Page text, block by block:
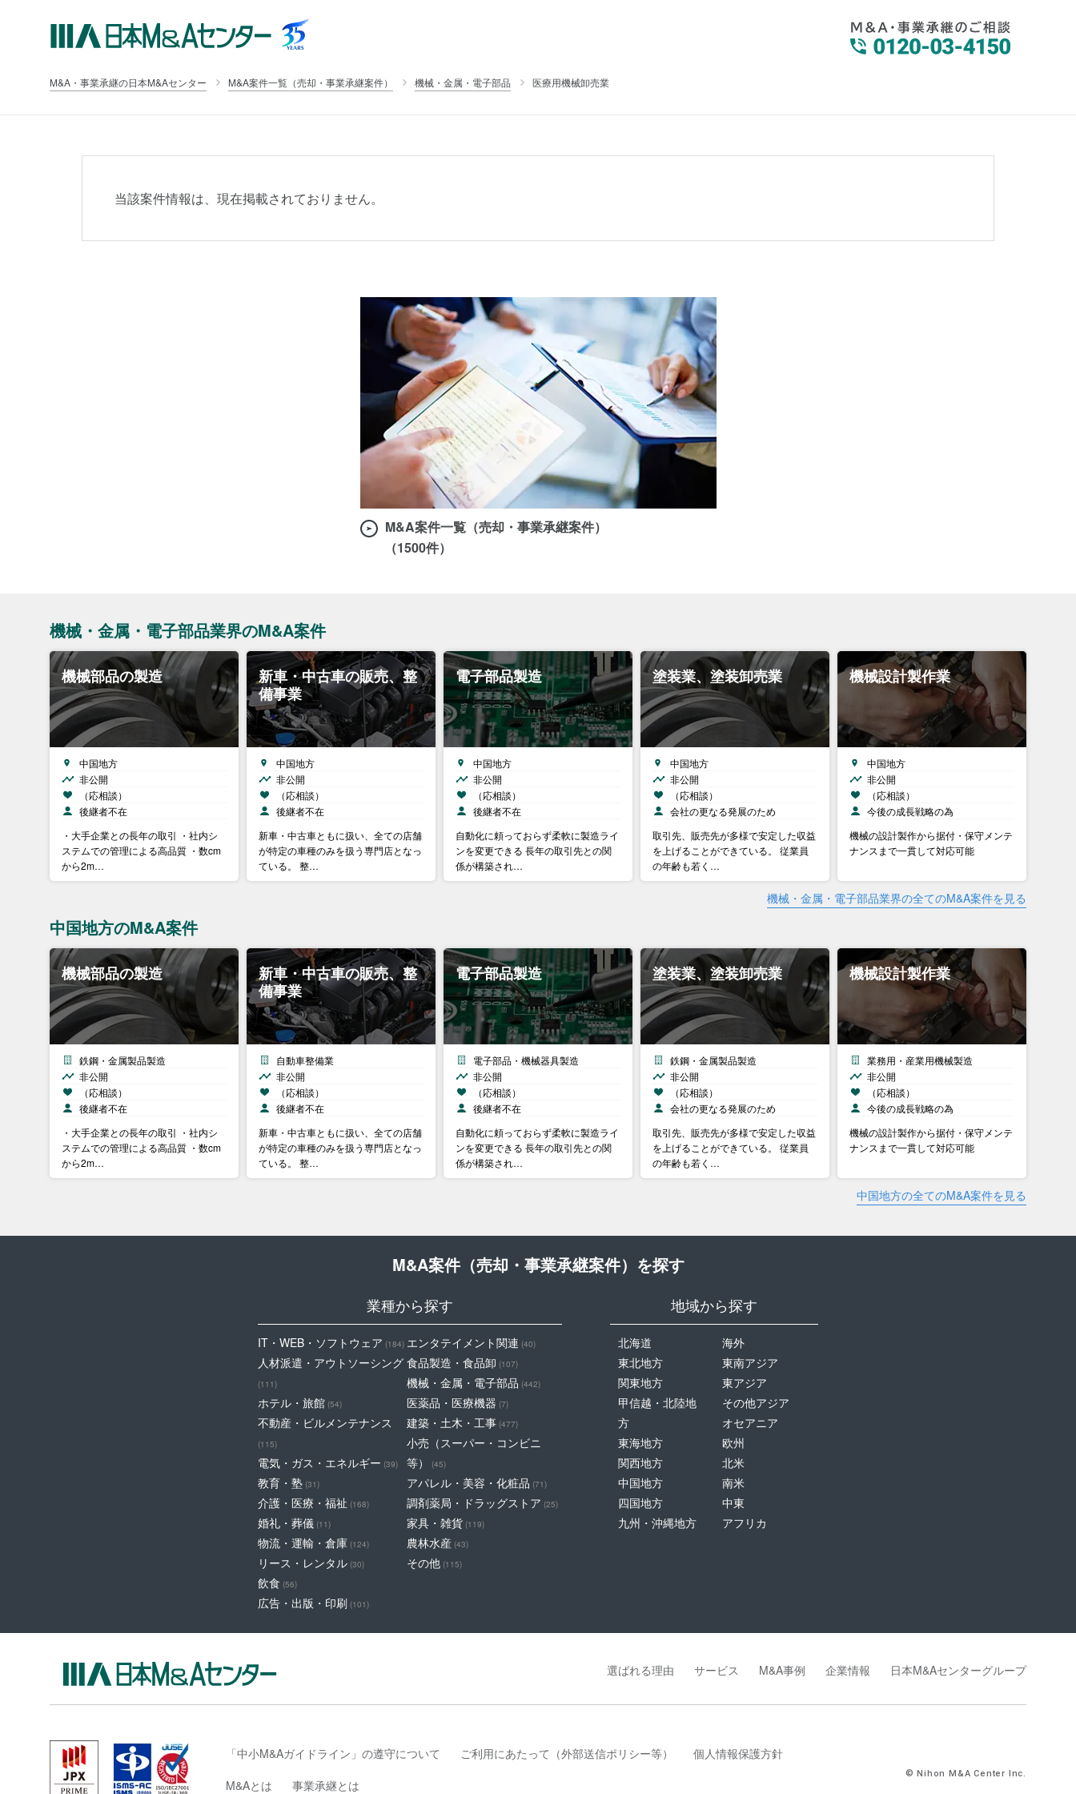
M&A・事業承継の日本M&Aセンター M&A案件一覧（売却・事業承継案件） 機械・金属・電子部品 医療用機械卸売業
当該案件情報は、現在掲載されておりません。
M&A案件一覧（売却・事業承継案件）
（1500件）
機械・金属・電子部品業界のM&A案件
機械部品の製造
中国地方
非公開
（応相談）
後継者不在
・大手企業との長年の取引 ・社内シ
ステムでの管理による高品質 ・数cm
から2m…
新車・中古車の販売、整
備事業
中国地方
非公開
（応相談）
後継者不在
新車・中古車ともに扱い、全ての店舗
が特定の車種のみを扱う専門店となっ
ている。 整…
電子部品製造
中国地方
非公開
（応相談）
後継者不在
自動化に頼っておらず柔軟に製造ライ
ンを変更できる 長年の取引先との関
係が構築され…
塗装業、塗装卸売業
中国地方
非公開
（応相談）
会社の更なる発展のため
取引先、販売先が多様で安定した収益
を上げることができている。 従業員
の年齢も若く…
機械設計製作業
中国地方
非公開
（応相談）
今後の成長戦略の為
機械の設計製作から据付・保守メンテ
ナンスまで一貫して対応可能
機械・金属・電子部品業界の全てのM&A案件を見る
中国地方のM&A案件
機械部品の製造
鉄鋼・金属製品製造
非公開
（応相談）
後継者不在
・大手企業との長年の取引 ・社内シ
ステムでの管理による高品質 ・数cm
から2m…
新車・中古車の販売、整
備事業
自動車整備業
非公開
（応相談）
後継者不在
新車・中古車ともに扱い、全ての店舗
が特定の車種のみを扱う専門店となっ
ている。 整…
電子部品製造
電子部品・機械器具製造
非公開
（応相談）
後継者不在
自動化に頼っておらず柔軟に製造ライ
ンを変更できる 長年の取引先との関
係が構築され…
塗装業、塗装卸売業
鉄鋼・金属製品製造
非公開
（応相談）
会社の更なる発展のため
取引先、販売先が多様で安定した収益
を上げることができている。 従業員
の年齢も若く…
機械設計製作業
業務用・産業用機械製造
非公開
（応相談）
今後の成長戦略の為
機械の設計製作から据付・保守メンテ
ナンスまで一貫して対応可能
中国地方の全てのM&A案件を見る
M&A案件（売却・事業承継案件）を探す
業種から探す
IT・WEB・ソフトウェア (184)
人材派遣・アウトソーシング
(111)
ホテル・旅館 (54)
不動産・ビルメンテナンス
(115)
電気・ガス・エネルギー (39)
教育・塾 (31)
介護・医療・福祉 (168)
婚礼・葬儀 (11)
物流・運輸・倉庫 (124)
リース・レンタル (30)
飲食 (56)
広告・出版・印刷 (101)
エンタテイメント関連 (40)
食品製造・食品卸 (107)
機械・金属・電子部品 (442)
医薬品・医療機器 (7)
建築・土木・工事 (477)
小売（スーパー・コンビニ
等）
(45)
アパレル・美容・化粧品 (71)
調剤薬局・ドラッグストア (25)
家具・雑貨 (119)
農林水産 (43)
その他 (115)
地域から探す
北海道
東北地方
関東地方
甲信越・北陸地
方
東海地方
関西地方
中国地方
四国地方
九州・沖縄地方
海外
東南アジア
東アジア
その他アジア
オセアニア
欧州
北米
南米
中東
アフリカ
選ばれる理由 サービス M&A事例 企業情報 日本M&Aセンターグループ
「中小M&Aガイドライン」の遵守について ご利用にあたって（外部送信ポリシー等）
個人情報保護方針
M&Aとは
事業承継とは
© Nihon M&A Center Inc.